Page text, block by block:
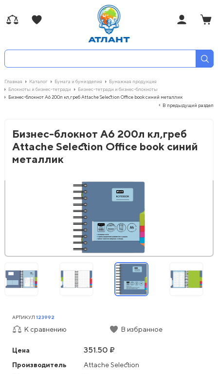
Главная Каталог Бумага и бумизделия
Бумажная продукция
Блокноты и бизнес-тетради
Бизнес-тетради и бизнес-блокноты
Бизнес-блокнот А6 200л кл,греб Attache Selection Office book синий металлик
В предыдущий раздел
Бизнес-блокнот А6 200л кл,греб
Attache Selection Office book синий
металлик
Цена 351.50 ₽
Производитель
Attache Selection
АРТИКУЛ 123992
К сравнению В избранное